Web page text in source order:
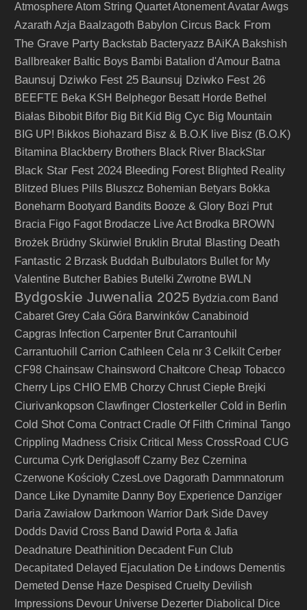
AtmosphereAtom String QuartetAtonementAvatarAwgs
Azarath Azja Baalzagoth Babylon Circus Back From
The Grave Party Backstab Bacteryazz BAiKA Bakshish
Ballbreaker Baltic Boys Bambi Batalion d'Amour Batna
Baunsuj Dziwko Fest 25 Baunsuj Dziwko Fest 26
BEEFTE Beka KSH Belphegor Besatt Horde Bethel
Białas Bibobit Bifor Big Bit Kid Big Cyc Big Mountain
BIG UP! Bikkos Biohazard Bisz & B.O.K live Bisz (B.O.K)
Bitamina Blackberry Brothers Black River BlackStar
Black Star Fest 2024 Bleeding Forest Blighted Reality
Blitzed Blues Pills Bluszcz Bohemian Betyars Bokka
Boneharm Bootyard Bandits Booze & Glory Bozi Prut
Bracia Figo Fagot Brodacze Live Act Brodka BROWN
Brożek Brüdny Skürwiel Bruklin Brutal Blasting Death
Fantastic 2 Brzask Buddah Bulbulators Bullet for My
Valentine Butcher Babies Butelki Zwrotne BWLN
Bydgoskie Juwenalia 2025 Bydzia.com Band
Cabaret Grey Cała Góra Barwinków Canabinoid
Capgras Infection Carpenter Brut Carrantouhil
Carrantuohill
Carrion Cathleen Cela nr 3 Celkilt Cerber
CF98 Chainsaw Chainsword Chałtcore Cheap Tobacco
Cherry Lips CHIO EMB Chorzy Chrust Ciepłe Brejki
Ciurivankopson Clawfinger Closterkeller Cold in Berlin
Cold Shot Coma Contract Cradle Of Filth Criminal Tango
Crippling Madness Crisix Critical Mess CrossRoad CUG
Curcuma Cyrk Deriglasoff Czarny Bez Czernina
Czerwone Kościoły CzesLove Dagorath Dammnatorum
Dance Like Dynamite Danny Boy Experience Danziger
Daria Zawiałow Darkmoon Warrior Dark Side Davey
Dodds David Cross Band Dawid Porta & Jafia
Deadnature Deathinition Decadent Fun Club
Decapitated Delayed Ejaculation De Łindows Dementis
Demeted Dense Haze Despised Cruelty Devilish
Impressions Devour Universe Dezerter Diabolical
Dice